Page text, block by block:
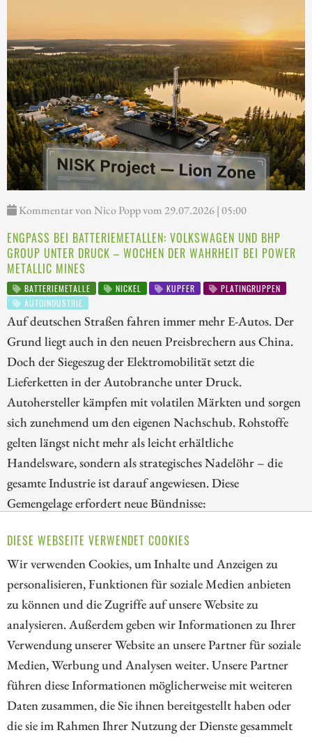
DIESE WEBSEITE VERWENDET COOKIES
Wir verwenden Cookies, um Inhalte und Anzeigen zu
personalisieren, Funktionen für soziale Medien anbieten
zu können und die Zugriffe auf unsere Website zu
analysieren. Außerdem geben wir Informationen zu Ihrer
Verwendung unserer Website an unsere Partner für soziale
Medien, Werbung und Analysen weiter. Unsere Partner
führen diese Informationen möglicherweise mit weiteren
Daten zusammen, die Sie ihnen bereitgestellt haben oder
die sie im Rahmen Ihrer Nutzung der Dienste gesammelt
Kommentar von Nico Popp vom 29.07.2026 | 05:00
ENGPASS BEI BATTERIEMETALLEN: VOLKSWAGEN UND BHP
GROUP UNTER DRUCK – WOCHEN DER WAHRHEIT BEI POWER
METALLIC MINES
BATTERIEMETALLE NICKEL KUPFER
PLATINGRUPPEN
AUTOINDUSTRIE
Auf deutschen Straßen fahren immer mehr E-Autos. Der
Grund liegt auch in den neuen Preisbrechern aus China.
Doch der Siegeszug der Elektromobilität setzt die
Lieferketten in der Autobranche unter Druck.
Autohersteller kämpfen mit volatilen Märkten und sorgen
sich zunehmend um den eigenen Nachschub. Rohstoffe
gelten längst nicht mehr als leicht erhältliche
Handelsware, sondern als strategisches Nadelöhr – die
gesamte Industrie ist darauf angewiesen. Diese
Gemengelage erfordert neue Bündnisse:
dynamische Projektentwickler werfen alles in die
Waagschale, um Rohstoffe für die Zukunft zu sichern.
ZUM KOMMENTAR
// kapitalerhoehungen.de - © 2026 - Die Informationsplattform für
Investoren und Unternehmen rund um Kapitalerhöhung, Kapitalmarkt
und Unternehmensfinanzierung